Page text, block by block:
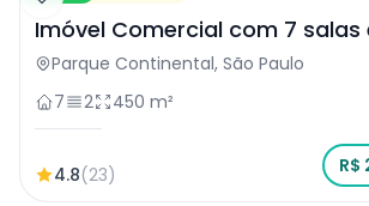
Imóvel Comercial com 7 salas
Paulo
Parque Continental, São Paulo
7
2 450 m²
4.8(23)